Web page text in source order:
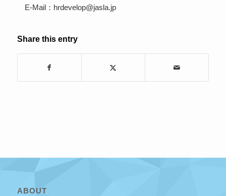
E-Mail：hrdevelop@jasla.jp
Share this entry
ABOUT